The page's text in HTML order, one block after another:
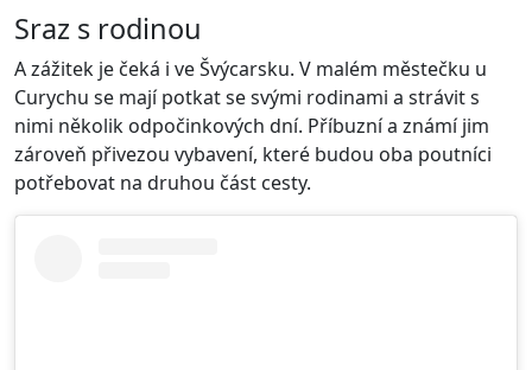
Sraz s rodinou
A zážitek je čeká i ve Švýcarsku. V malém městečku u
Curychu se mají potkat se svými rodinami a strávit s
nimi několik odpočinkových dní. Příbuzní a známí jim
zároveň přivezou vybavení, které budou oba poutníci
potřebovat na druhou část cesty.